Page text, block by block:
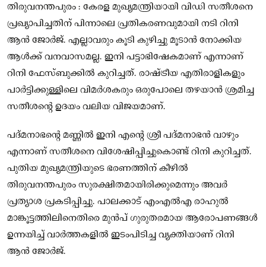
തിരുവനന്തപുരം : കേരള മുഖ്യമന്ത്രിയായി വിഡി സതീശനെ
പ്രഖ്യാപിച്ചതിന് പിന്നാലെ പ്രതികരണവുമായി നടി റിനി
ആൻ ജോർജ്. എല്ലാവരും കൂടി കുഴിച്ചു മൂടാൻ നോക്കിയ
ആൾക്ക് വനവാസമല്ല. ഇനി പട്ടാഭിഷേകമാണ് എന്നാണ്
റിനി ഫേസ്ബുക്കിൽ കുറിച്ചത്. രാഷ്ട്രീയ എതിരാളികളും
പാർട്ടിക്കുള്ളിലെ വിമർശകരും ഒരുപോലെ തഴയാൻ ശ്രമിച്ച
സതീശന്റെ ഉദയം വലിയ വിജയമാണ്.
പദ്മനാഭന്റെ മണ്ണിൽ ഇനി എന്റെ ശ്രീ പദ്മനാഭൻ വാഴും
എന്നാണ് സതീശനെ വിശേഷിപ്പിച്ചുകൊണ്ട് റിനി കുറിച്ചത്.
പുതിയ മുഖ്യമന്ത്രിയുടെ ഭരണത്തിന് കീഴിൽ
തിരുവനന്തപുരം സുരക്ഷിതമായിരിക്കുമെന്നും അവർ
പ്രത്യാശ പ്രകടിപ്പിച്ചു. പാലക്കാട് എംഎൽഎ രാഹുൽ
മാങ്കൂട്ടത്തിലിനെതിരെ മുൻപ് ഗുരുതരമായ ആരോപണങ്ങൾ
ഉന്നയിച്ച് വാർത്തകളിൽ ഇടംപിടിച്ച വ്യക്തിയാണ് റിനി
ആൻ ജോർജ്.